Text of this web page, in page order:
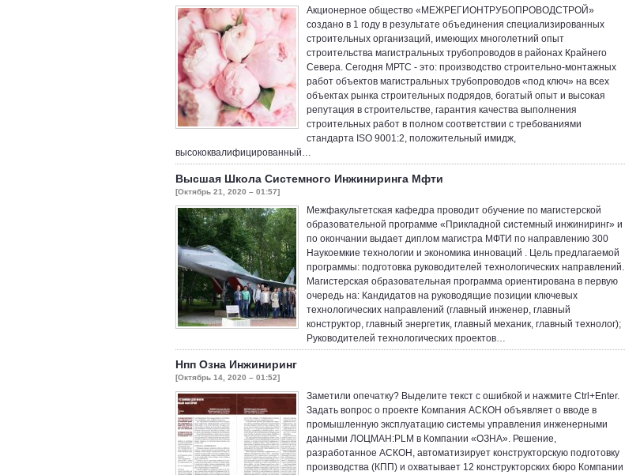
Акционерное общество «МЕЖРЕГИОНТРУБОПРОВОДСТРОЙ»
создано в 1 году в результате объединения специализированных
строительных организаций, имеющих многолетний опыт
строительства магистральных трубопроводов в районах Крайнего
Севера. Сегодня МРТС - это: производство строительно-монтажных
работ объектов магистральных трубопроводов «под ключ» на всех
объектах рынка строительных подрядов, богатый опыт и высокая
репутация в строительстве, гарантия качества выполнения
строительных работ в полном соответствии с требованиями
стандарта ISO 9001:2, положительный имидж,
высококвалифицированный…
Высшая Школа Системного Инжиниринга Мфти
[Октябрь 21, 2020 – 01:57]
Межфакультетская кафедра проводит обучение по магистерской
образовательной программе «Прикладной системный инжиниринг» и
по окончании выдает диплом магистра МФТИ по направлению 300
Наукоемкие технологии и экономика инноваций . Цель предлагаемой
программы: подготовка руководителей технологических направлений.
Магистерская образовательная программа ориентирована в первую
очередь на: Кандидатов на руководящие позиции ключевых
технологических направлений (главный инженер, главный
конструктор, главный энергетик, главный механик, главный технолог);
Руководителей технологических проектов…
Нпп Озна Инжиниринг
[Октябрь 14, 2020 – 01:52]
Заметили опечатку? Выделите текст с ошибкой и нажмите Ctrl+Enter.
Задать вопрос о проекте Компания АСКОН объявляет о вводе в
промышленную эксплуатацию системы управления инженерными
данными ЛОЦМАН:PLM в Компании «ОЗНА». Решение,
разработанное АСКОН, автоматизирует конструкторскую подготовку
производства (КПП) и охватывает 12 конструкторских бюро Компании